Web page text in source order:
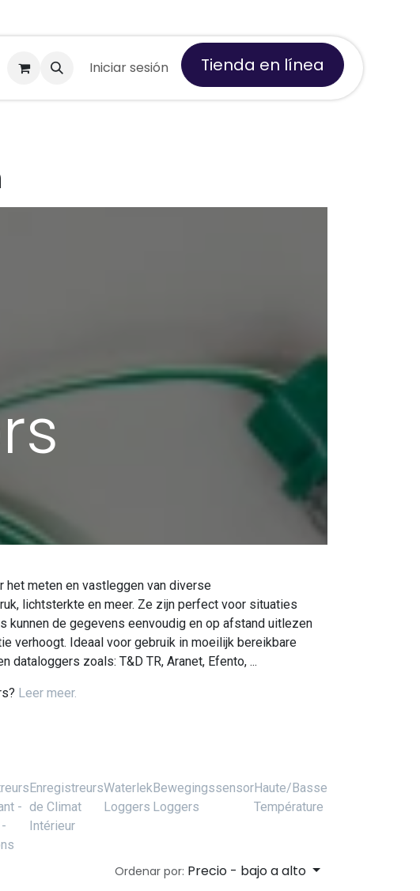
Über TemproIniciar sesión Tienda en línea
meten en vastleggen van diverse
lichtsterkte en meer. Ze zijn perfect voor situaties
kunnen de gegevens eenvoudig en op afstand uitlezen
verhoogt. Ideaal voor gebruik in moeilijk bereikbare
zoals: T&D TR, Aranet, Efento, ...
Leer meer.
-
Enregistreurs
de Climat
Intérieur
Waterlek
Loggers
Bewegingssensor
Loggers
Haute/Basse
Température
Ordenar por: Precio - bajo a alto